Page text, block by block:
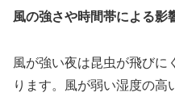
風の強さや時間帯による影
風が強い夜は昆虫が飛びに
ります。風が弱い湿度の高